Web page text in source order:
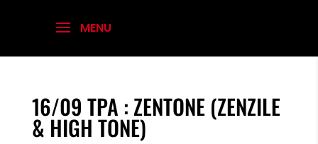
16/09 TPA : ZENTONE (ZENZILE
& HIGH TONE)